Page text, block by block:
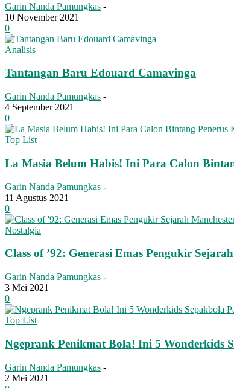
Garin Nanda Pamungkas -
10 November 2021
0
Analisis
Tantangan Baru Edouard Camavinga
Garin Nanda Pamungkas -
4 September 2021
0
Top List
La Masia Belum Habis! Ini Para Calon
Garin Nanda Pamungkas -
11 Agustus 2021
0
Nostalgia
Class of ’92: Generasi Emas Pengukir
Garin Nanda Pamungkas -
3 Mei 2021
0
Top List
Ngeprank Penikmat Bola! Ini 5 Wonderkids
Garin Nanda Pamungkas -
2 Mei 2021